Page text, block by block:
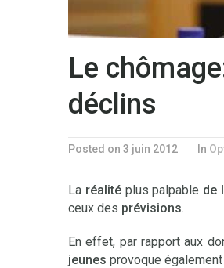
Le
déclins
Posted on 3 juin 2012 In
La réalitéplus palpable de
ceux des prévisions.
En effet, par rapport aux
jeunes provoque également